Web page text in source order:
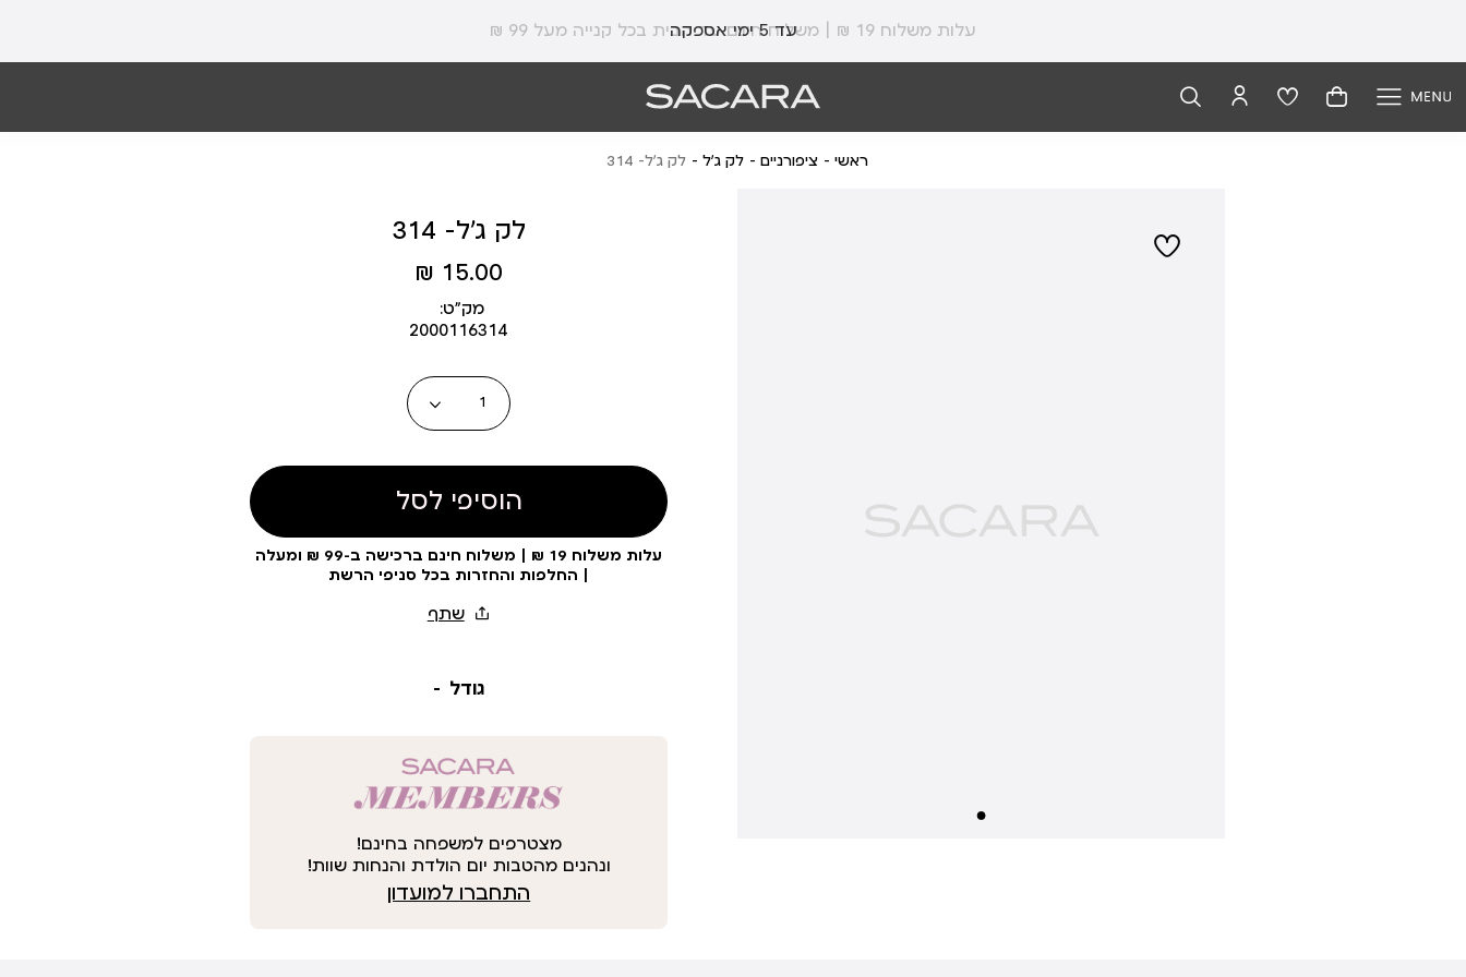
עלות משלוח 19 ₪ | משלוח חינם עד הבית בכל קנייה מעל 99 ₪ עד 5 ימי אספקה
ראשי ציפורניים לק ג'ל לק ג’ל- 314
לק ג’ל- 314
מחיר
מוצר
15.00 ₪
מק״ט:
2000116314
כמות
הוסיפי לסל
עלות משלוח 19 ₪ | משלוח חינם ברכישה ב-99 ₪ ומעלה
| החלפות והחזרות בכל סניפי הרשת
גודל
מצטרפים למשפחה בחינם!
ונהנים מהטבות יום הולדת והנחות שוות!
התחברו למועדון